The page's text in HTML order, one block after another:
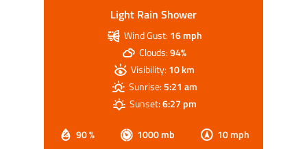
Light Rain Shower
90 % 1000 mb 10 mph
Wind Gust: 16 mph
Clouds:94%
Visibility:10 km
Sunrise:5:21 am
Sunset:6:27 pm